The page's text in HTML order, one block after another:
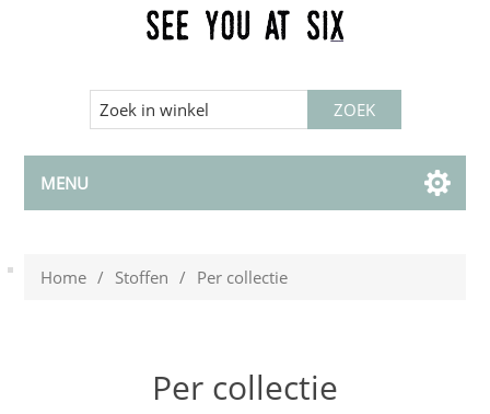
MENU
Home / Stoffen / Per collectie
Per collectie